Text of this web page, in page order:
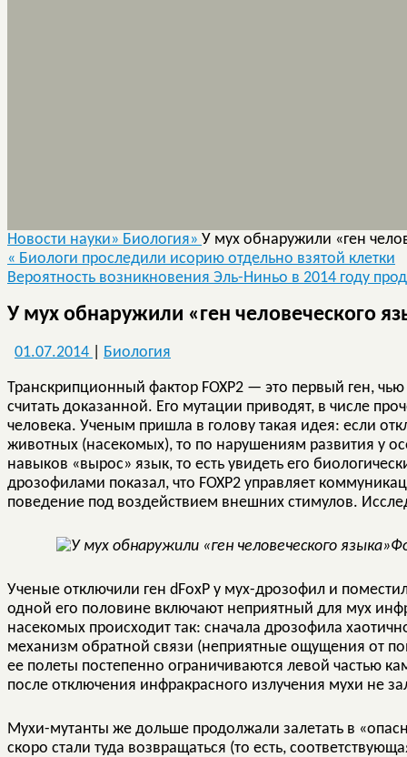
Новости науки» Биология» У мух обнаружили «ген
« Биологи проследили исорию отдельно взятой клетки
Вероятность возникновения Эль-Ниньо в 2014 году
У мух обнаружили «ген человеческого
01.07.2014 Биология
Транскрипционный фактор FOXP2 — это первый ген,
считать доказанной. Его мутации приводят, в числе
человека. Ученым пришла в голову такая идея: если
животных (насекомых), то по нарушениям развития у
навыков «вырос» язык, то есть увидеть его
дрозофилами показал, что FOXP2 управляет
поведение под воздействием внешних стимулов.
Ученые отключили ген dFoxP у мух-дрозофил и
одной его половине включают неприятный для мух
насекомых происходит так: сначала дрозофила
механизм обратной связи (неприятные ощущения от
ее полеты постепенно ограничиваются левой частью
после отключения инфракрасного излучения мухи не
Мухи-мутанты же дольше продолжали залетать в
скоро стали туда возвращаться (то есть,